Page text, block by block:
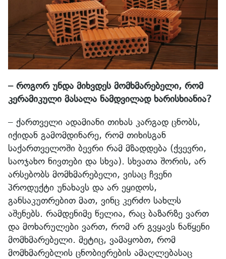
– როგორ უნდა მიხვდეს მომხმარებელი, რომ
კერამიკული მასალა ნამდვილად ხარისხიანია?
– ქართველი ადამიანი თიხას კარგად ცნობს,
იქიდან გამომდინარე, რომ თიხისგან
საქართველოში ბევრი რამ მზადდება (ქვევრი,
საოჯახო ნივთები და სხვა). სხვათა შორის, არ
არსებობს მომხმარებელი, ვისაც ჩვენი
პროდუქტი უნახავს და არ ეყიდოს,
განსაკუთრებით მათ, ვინც კერძო სახლს
აშენებს. რამდენიმე წელია, რაც ბაზარზე ვართ
და მოხარულები ვართ, რომ არ გვყავს ნაწყენი
მომხმარებელი. მეტიც, ვამაყობთ, რომ
მომხმარებლის ცნობიერების ამაღლებასაც